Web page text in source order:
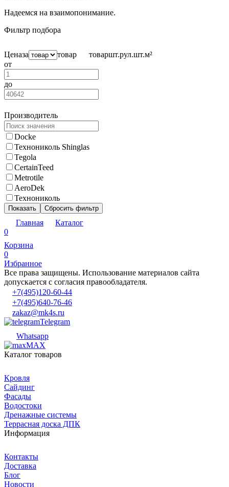
Надеемся на взаимопонимание.
Фильтр подбора
Ценаза товар товаршт.рул.шт.м²
от
до
Производитель
Docke
Технониколь Shinglas
Tegola
CertainTeed
Metrotile
AeroDek
Технониколь
Показать Сбросить фильтр
Главная
Каталог
0
Корзина
0
Избранное
Все права защищены. Использование материалов сайта
допускается с согласия правообладателя.
+7(495)120-60-44
+7(495)640-76-46
zakaz@mk4s.ru
Telegram
Whatsapp
MAX
Каталог товаров
Кровля
Сайдинг
Фасады
Водостоки
Дренажные системы
Террасная доска ДПК
Информация
Контакты
Доставка
Блог
Новости